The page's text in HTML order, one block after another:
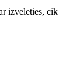
izvēlēties, cik